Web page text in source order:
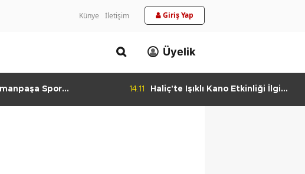
Künye İletişim Giriş Yap
Üyelik
Spor
14:11
Haliç'te Işıklı Kano Etkinliği İlgi